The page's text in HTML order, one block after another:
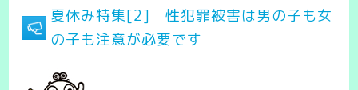
夏休み特集[2] 性犯罪被害は男の子も女
の子も注意が必要です